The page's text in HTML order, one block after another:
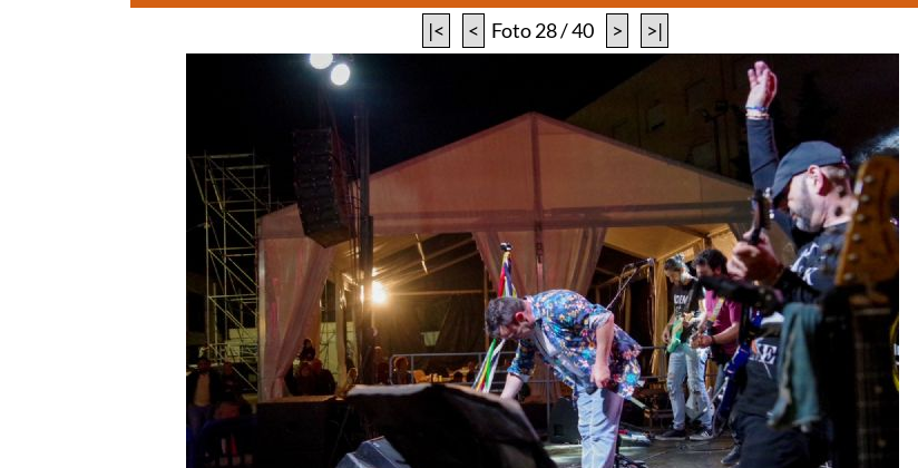
|< < Foto 28 / 40 > >|